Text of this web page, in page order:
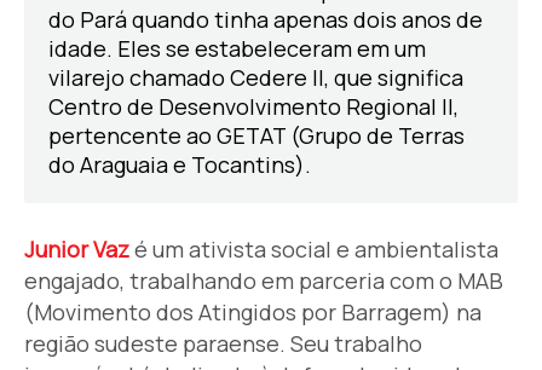
do Pará quando tinha apenas dois anos de
idade. Eles se estabeleceram em um
vilarejo chamado Cedere II, que significa
Centro de Desenvolvimento Regional II,
pertencente ao GETAT (Grupo de Terras
do Araguaia e Tocantins).
Junior Vazé um ativista social e ambientalista
engajado, trabalhando em parceria com o MAB
(Movimento dos Atingidos por Barragem) na
região sudeste paraense. Seu trabalho